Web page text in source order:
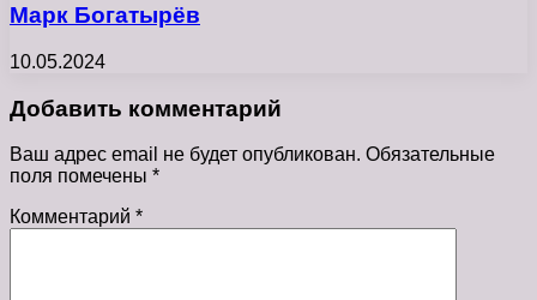
Марк Богатырёв
10.05.2024
Добавить комментарий
Ваш адрес email не будет опубликован. Обязательные
поля помечены *
Комментарий *